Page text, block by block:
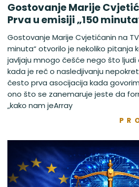
Gostovanje Marije
Prva u emisiji „150
Gostovanje Marije Cvjetićanin na TV
minuta“ otvorilo je nekoliko pitanja
javljaju mnogo češće nego što ljudi
kada je reč o nasledjivanju
često prva asocijacija kada
ono što se zanemaruje jeste da
„kako nam jeArray